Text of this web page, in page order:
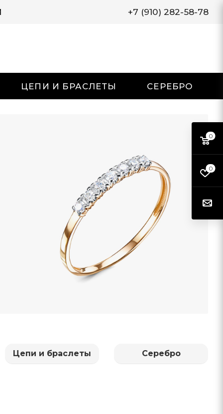
+7 (910) 282-58-78
ЦЕПИ И БРАСЛЕТЫ СЕРЕБРО
Цепи и браслеты Серебро
0
0